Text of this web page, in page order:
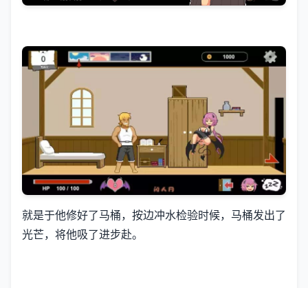
就是于他修好了马桶，按边冲水检验时候，马桶发出了
光芒，将他吸了进步赴。